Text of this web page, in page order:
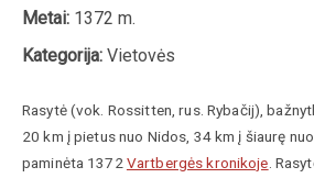
Metai: 1372 m.
Kategorija: Vietovės
Rasytė(vok. Rossitten , rus. Rybačij),
20 km į pietus nuo Nidos, 34 km į šiaurę nuo
paminėta 1372 Vartbergės kronikoje .